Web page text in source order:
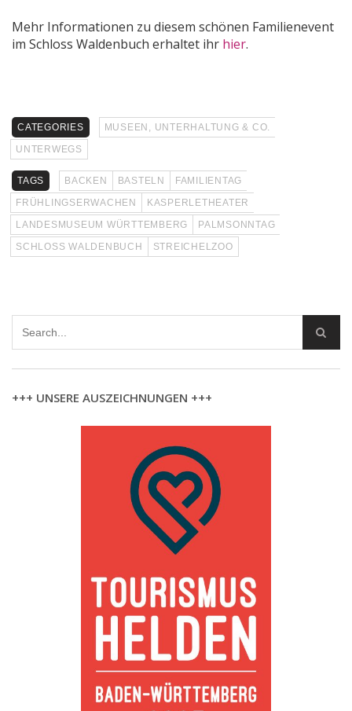
Mehr Informationen zu diesem schönen Familienevent
im Schloss Waldenbuch erhaltet ihr hier.
CATEGORIES
MUSEEN, UNTERHALTUNG & CO.
UNTERWEGS
TAGS BACKEN BASTELN
FAMILIENTAG
FRÜHLINGSERWACHEN
KASPERLETHEATER
LANDESMUSEUM WÜRTTEMBERG
PALMSONNTAG
SCHLOSS WALDENBUCH
STREICHELZOO
+++ UNSERE AUSZEICHNUNGEN +++